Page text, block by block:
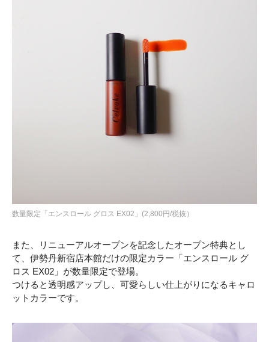
数量限定「エンスロール グロス EX02」(2,800円/税抜）
また、リニューアルオープンを記念したオープン特典とし
て、伊勢丹新宿店本館だけの限定カラー「エンスロール グ
ロス EX02」が数量限定で登場。
つけると透明感アップし、可愛らしい仕上がりになるキャロ
ットカラーです。